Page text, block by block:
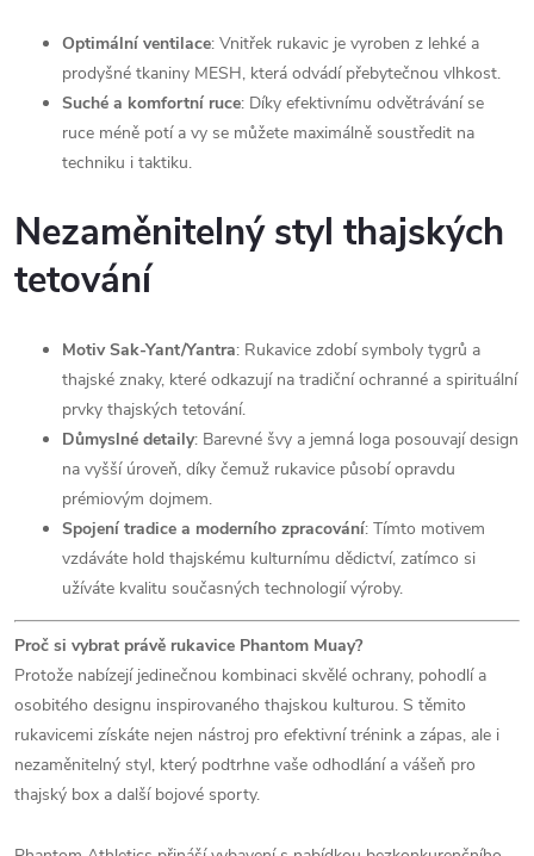
Optimální ventilace: Vnitřek rukavic je vyroben z lehké a
prodyšné tkaniny MESH, která odvádí přebytečnou vlhkost.
Suché a komfortní ruce: Díky efektivnímu odvětrávání se
ruce méně potí a vy se můžete maximálně soustředit na
techniku i taktiku.
Nezaměnitelný styl thajských
tetování
Motiv Sak-Yant/Yantra: Rukavice zdobí symboly tygrů a
thajské znaky, které odkazují na tradiční ochranné a spirituální
prvky thajských tetování.
Důmyslné detaily: Barevné švy a jemná loga posouvají design
na vyšší úroveň, díky čemuž rukavice působí opravdu
prémiovým dojmem.
Spojení tradice a moderního zpracování: Tímto motivem
vzdáváte hold thajskému kulturnímu dědictví, zatímco si
užíváte kvalitu současných technologií výroby.
Proč si vybrat právě rukavice Phantom Muay?
Protože nabízejí jedinečnou kombinaci skvělé ochrany, pohodlí a
osobitého designu inspirovaného thajskou kulturou. S těmito
rukavicemi získáte nejen nástroj pro efektivní trénink a zápas, ale i
nezaměnitelný styl, který podtrhne vaše odhodlání a vášeň pro
thajský box a další bojové sporty.